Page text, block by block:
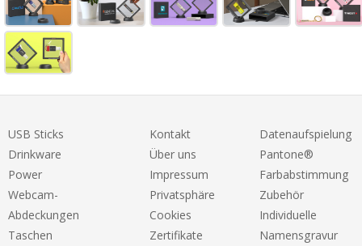
USB Sticks
Drinkware
Power
Webcam-
Abdeckungen
Taschen
Kontakt
Über uns
Impressum
Privatsphäre
Cookies
Zertifikate
Datenaufspielung
Pantone®
Farbabstimmung
Zubehör
Individuelle
Namensgravur